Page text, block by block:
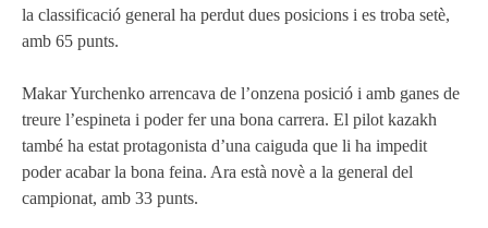
la classificació general ha perdut dues posicions i es troba setè,
amb 65 punts.
Makar Yurchenko arrencava de l’onzena posició i amb ganes de
treure l’espineta i poder fer una bona carrera. El pilot kazakh
també ha estat protagonista d’una caiguda que li ha impedit
poder acabar la bona feina. Ara està novè a la general del
campionat, amb 33 punts.